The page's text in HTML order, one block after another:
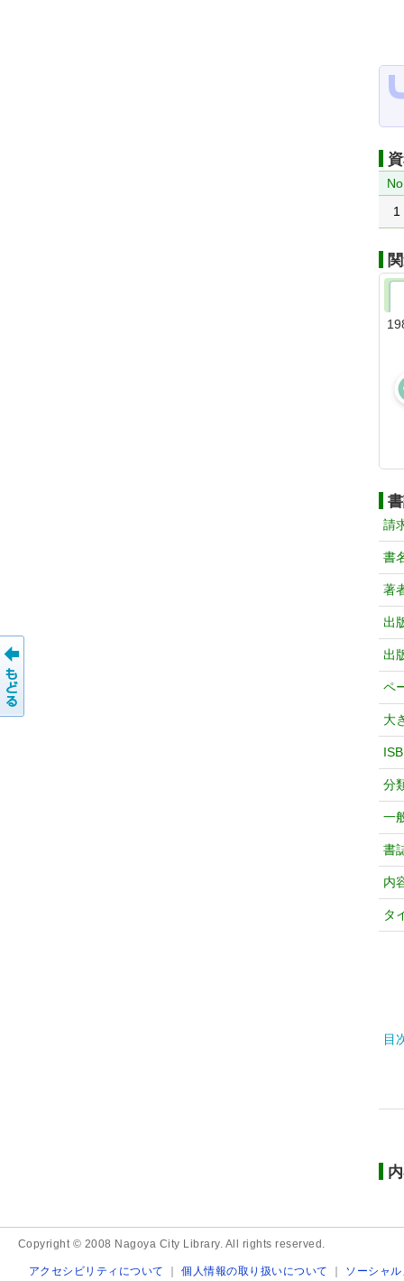
1
請
書
著
出
出
ペ
大
分
一
書
内
タ
目
Copyright © 2008 Nagoya City Library. All rights reserved.
アクセシビリティについて ｜個人情報の取り扱いについて ｜ ソーシャ